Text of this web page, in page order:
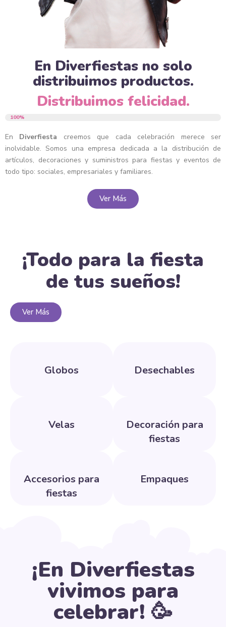
En Diverfiestas no solo
distribuimos productos.
Distribuimos felicidad.
Calidad
100%
En Diverfiesta creemos que cada celebración merece ser
inolvidable. Somos una empresa dedicada a la distribución de
artículos, decoraciones y suministros para fiestas y eventos de
todo tipo: sociales, empresariales y familiares.
Ver Más
¡Todo para la fiesta
de tus sueños!
Ver Más
Globos Desechables
Velas
Decoración para
fiestas
Accesorios para
fiestas
Empaques
¡En Diverfiestas
vivimos para
celebrar! 🥳